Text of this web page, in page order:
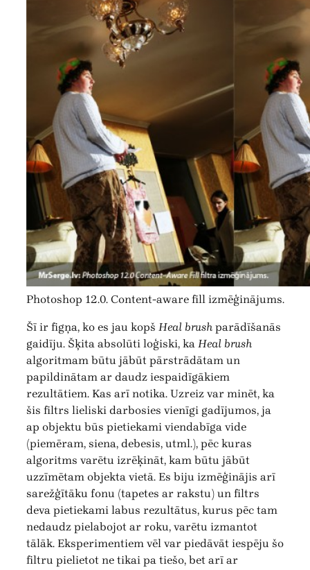
Photoshop 12.0. Content-aware fill izmēģinājums.
Šī ir figņa, ko es jau kopš Heal brush parādīšanās
gaidīju. Šķita absolūti loģiski, ka Heal brush
algoritmam būtu jābūt pārstrādātam un
papildinātam ar daudz iespaidīgākiem
rezultātiem. Kas arī notika. Uzreiz var minēt, ka
šis filtrs lieliski darbosies vienīgi gadījumos, ja
ap objektu būs pietiekami viendabīga vide
(piemēram, siena, debesis, utml.), pēc kuras
algoritms varētu izrēķināt, kam būtu jābūt
uzzīmētam objekta vietā. Es biju izmēģinājis arī
sarežģītāku fonu (tapetes ar rakstu) un filtrs
deva pietiekami labus rezultātus, kurus pēc tam
nedaudz pielabojot ar roku, varētu izmantot
tālāk. Eksperimentiem vēl var piedāvāt iespēju šo
filtru pielietot ne tikai pa tiešo, bet arī ar